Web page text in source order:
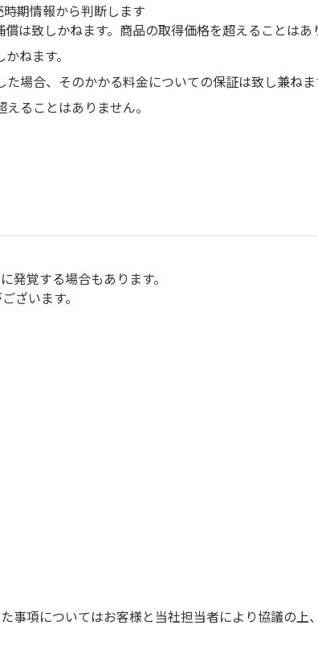
期情報から判断します
は致しかねます。商品の取得価格を超えることはあ
ねます。
場合、そのかかる料金についての保証は致し兼ねま
ることはありません。
発覚する場合もあります。
ざいます。
事項についてはお客様と当社担当者により協議の